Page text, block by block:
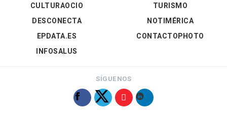
CULTURAOCIO
DESCONECTA
EPDATA.ES
INFOSALUS
TURISMO
NOTIMÉRICA
CONTACTOPHOTO
SÍGUENOS